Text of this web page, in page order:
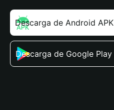
Descarga de Android APK
Descarga de Google Play